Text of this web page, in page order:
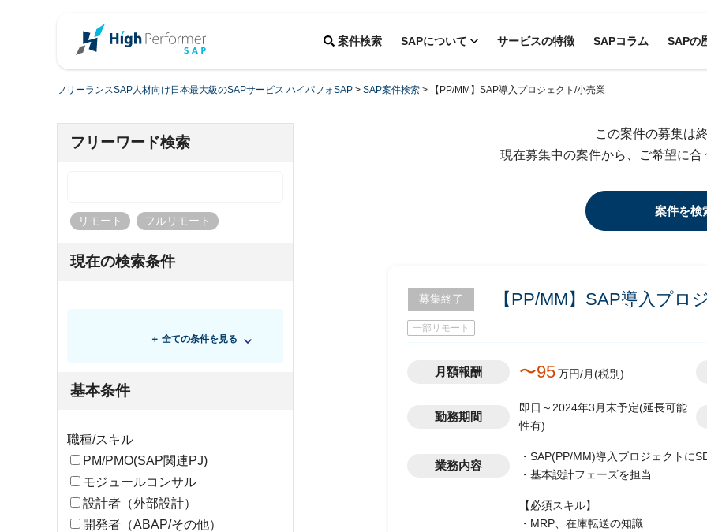
案件検索 SAPについて サービスの特徴 SAPコラム SAPの
フリーランスSAP人材向け日本最大級のSAPサービス ハイパフォSAP > SAP案件検索 > 【PP/MM】SAP導入プロジェクト/小売業
フリーワード検索
リモート フルリモート
現在の検索条件
＋ 全ての条件を見る
基本条件
職種/スキル
PM/PMO(SAP関連PJ)
モジュールコンサル
設計者（外部設計）
開発者（ABAP/その他）
この案件の募集は
現在募集中の案件から、ご希望に
案件を検
募集終了 【PP/MM】SAP導入プロ
一部リモート
月額報酬 〜95万円/月(税別)
勤務期間
即日～2024年3月末予定(延長可能
性有)
業務内容
・SAP(PP/MM)導入プロジェクトに
・基本設計フェーズを担当
【必須スキル】
・MRP、在庫転送の知識